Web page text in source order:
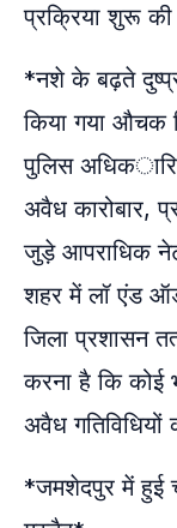
प्रक्रिया शुरू की
*नशे के बढ़ते
किया गया औचक
पुलिस
अवैध कारोबार,
जुड़े आपराधिक
शहर में लॉ एंड
जिला प्रशासन
करना है कि कोई
अवैध गतिविधियों
*जमशेदपुर में हुई